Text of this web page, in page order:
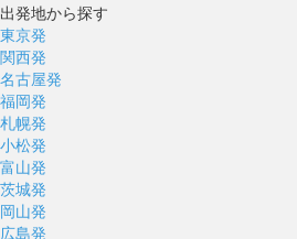
出発地から探す
東京発
関西発
名古屋発
福岡発
札幌発
小松発
富山発
茨城発
岡山発
広島発